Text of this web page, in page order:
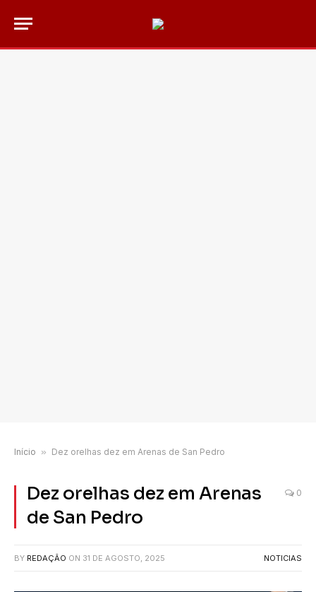
Início » Dez orelhas dez em Arenas de San Pedro
Dez orelhas dez em Arenas
de San Pedro
0
BY REDAÇÃO ON 31 DE AGOSTO, 2025 NOTICIAS